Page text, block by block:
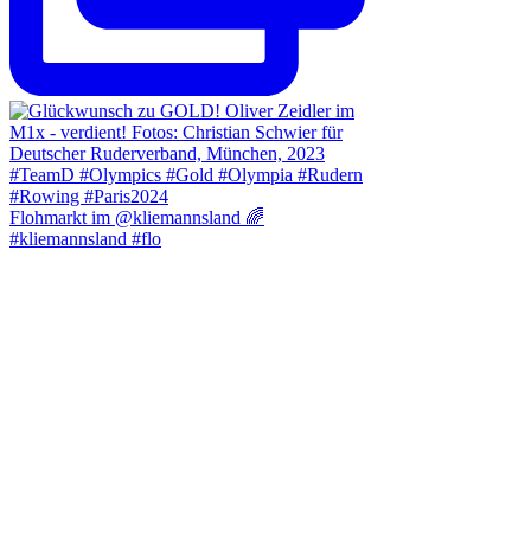
Flohmarkt im @kliemannsland 🌈
#kliemannsland #flo